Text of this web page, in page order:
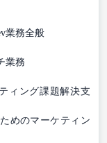
業務全般
業務
ィング課題解決支
めのマーケティン